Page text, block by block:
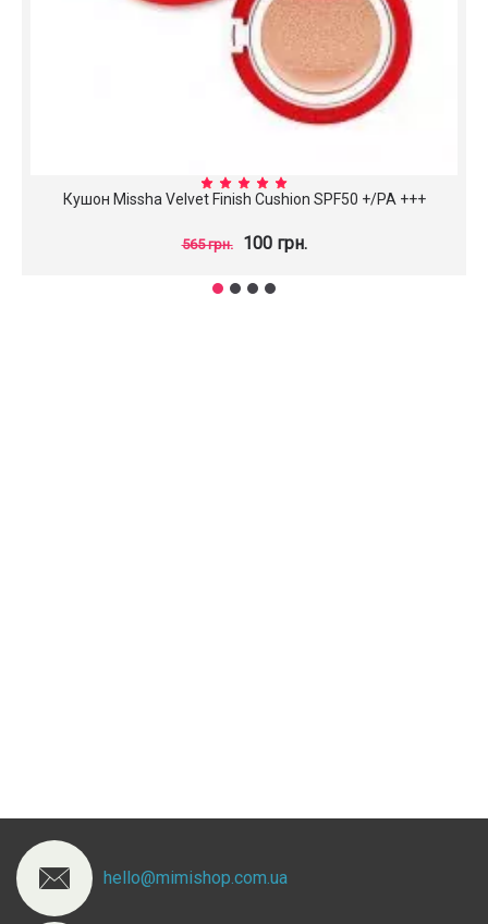
Кушон Missha Velvet Finish Cushion SPF50 +/PA +++
565 грн. 100 грн.
hello@mimishop.com.ua